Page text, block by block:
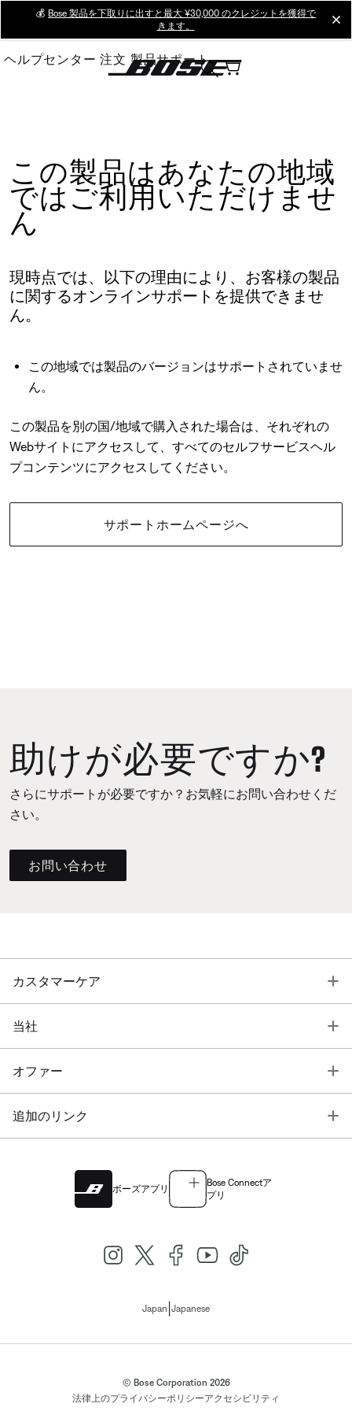
Main
💰 Bose 製品を下取りに出すと最大 ¥30,000 のクレジットを獲得で
きます。
ヘルプセンター 注文 製品サポート
この製品はあなたの地域
ではご利用いただけませ
ん
現時点では、以下の理由により、お客様の製品
に関するオンラインサポートを提供できませ
ん。
この地域では製品のバージョンはサポートされていませ
ん。
この製品を別の国/地域で購入された場合は、それぞれの
Webサイトにアクセスして、すべてのセルフサービスヘル
プコンテンツにアクセスしてください。
サポートホームページへ
助けが必要ですか?
さらにサポートが必要ですか？お気軽にお問い合わせくだ
さい。
お問い合わせ
カスタマーケア
当社
オファー
追加のリンク
ボーズアプリ
Bose Connectア
プリ
Japan Japanese
© Bose Corporation 2026
法律上のプライバシーポリシーアクセシビリティ